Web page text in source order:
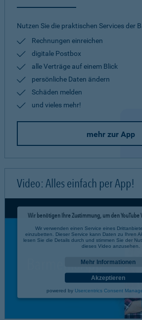
Nutzen Sie die praktischen Services der
Rechnungen einreichen
digitale Postbox
alle Verträge auf einem Blick
persönliche Daten ändern
Schäden melden
und vieles mehr!
mehr zur App
Video: Alles einfach per App!
Wir benötigen Ihre Zustimmung, um den YouTube
Wir verwenden einen Service eines
einzubetten. Dieser Service kann Daten zu Ihren
lesen Sie die Details durch und stimmen Sie der
dieses Video anzusehen.
Mehr Informationen
Akzeptieren
powered by Usercentrics Consent